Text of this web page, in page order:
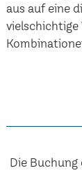
aus auf eine
Die